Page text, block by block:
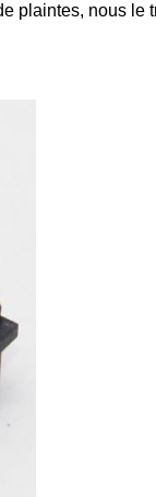
plaintes, nous